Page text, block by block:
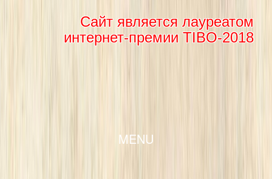
Сайт является лауреатом
интернет-премии TIBO-2018
MENU